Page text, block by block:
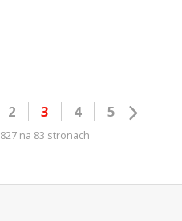
2 3 4 5
827 na 83 stronach